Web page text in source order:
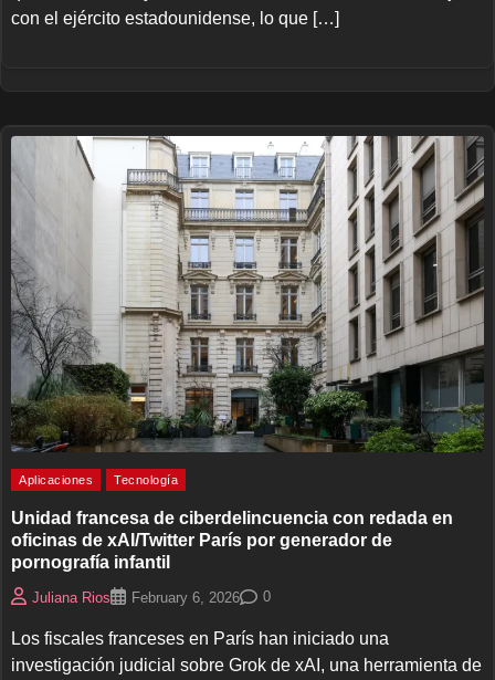
con el ejército estadounidense, lo que […]
Aplicaciones Tecnología
Unidad francesa de ciberdelincuencia con redada en
oficinas de xAI/Twitter París por generador de
pornografía infantil
Juliana Rios February 6, 2026 0
Los fiscales franceses en París han iniciado una
investigación judicial sobre Grok de xAI, una herramienta de